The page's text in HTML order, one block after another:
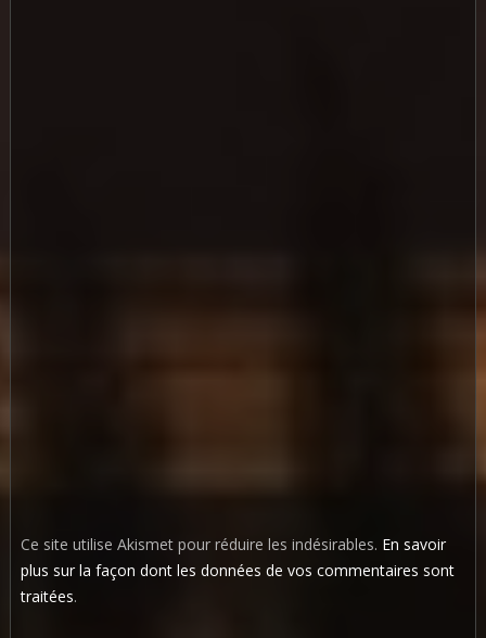
Ce site utilise Akismet pour réduire les indésirables. En savoir
plus sur la façon dont les données de vos commentaires sont
traitées.